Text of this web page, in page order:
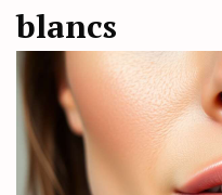
blancs